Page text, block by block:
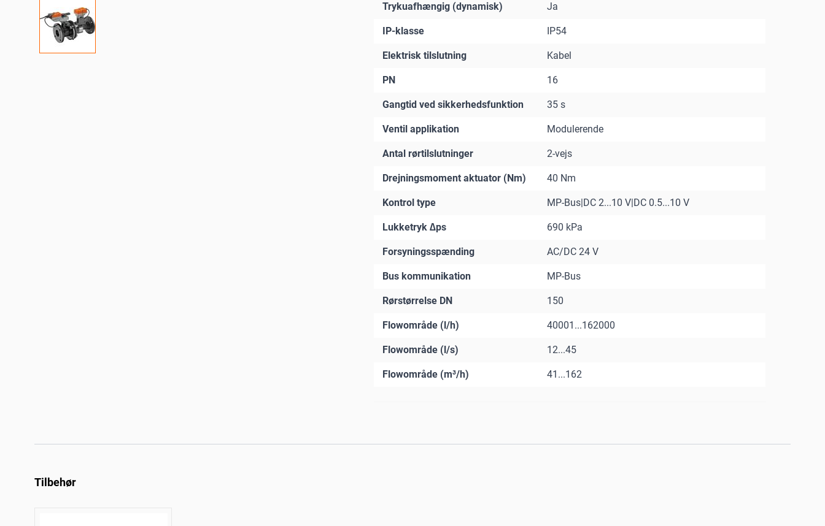
Trykuafhængig (dynamisk) Ja
IP-klasse IP54
Elektrisk tilslutning Kabel
PN 16
Gangtid ved sikkerhedsfunktion 35 s
Ventil applikation Modulerende
Antal rørtilslutninger 2-vejs
Drejningsmoment aktuator (Nm) 40 Nm
Kontrol type MP-Bus|DC 2...10 V|DC 0.5...10 V
Lukketryk ∆ps 690 kPa
Forsyningsspænding AC/DC 24 V
Bus kommunikation MP-Bus
Rørstørrelse DN 150
Flowområde (l/h) 40001...162000
Flowområde (l/s) 12...45
Flowområde (m³/h) 41...162
Tilbehør